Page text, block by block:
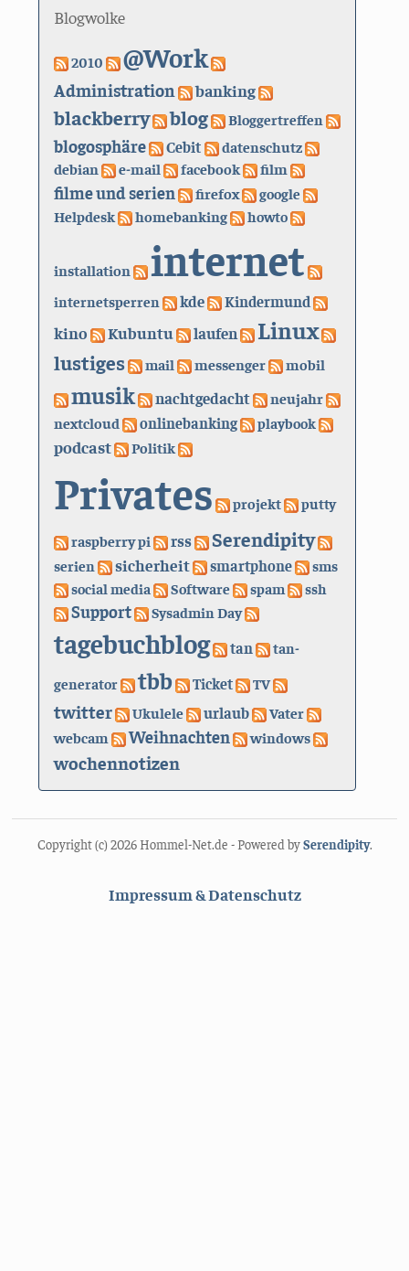
Blogwolke
2010 @Work
Administration banking
blackberry blog Bloggertreffen
blogosphäre Cebit datenschutz
debian e-mail facebook film
filme und serien firefox
google
Helpdesk
homebanking howto
installation internet
internetsperren kde Kindermund
kino Kubuntu laufen Linux
lustiges mail messenger mobil
musik nachtgedacht neujahr
nextcloud onlinebanking playbook
podcast Politik
Privates projekt putty
raspberry pi rss Serendipity
serien sicherheit smartphone
sms
social media
Software spam ssh
Support Sysadmin Day
tagebuchblog tan
tan-
generator
tbb Ticket TV
twitter Ukulele urlaub
Vater
webcam
Weihnachten windows
wochennotizen
Copyright (c) 2026 Hommel-Net.de - Powered bySerendipity.
Impressum & Datenschutz